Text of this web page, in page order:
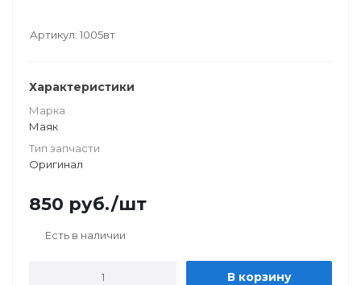
Артикул: 1005вт
Характеристики
Марка
Маяк
Тип запчасти
Оригинал
850 руб./шт
Есть в наличии
В корзину